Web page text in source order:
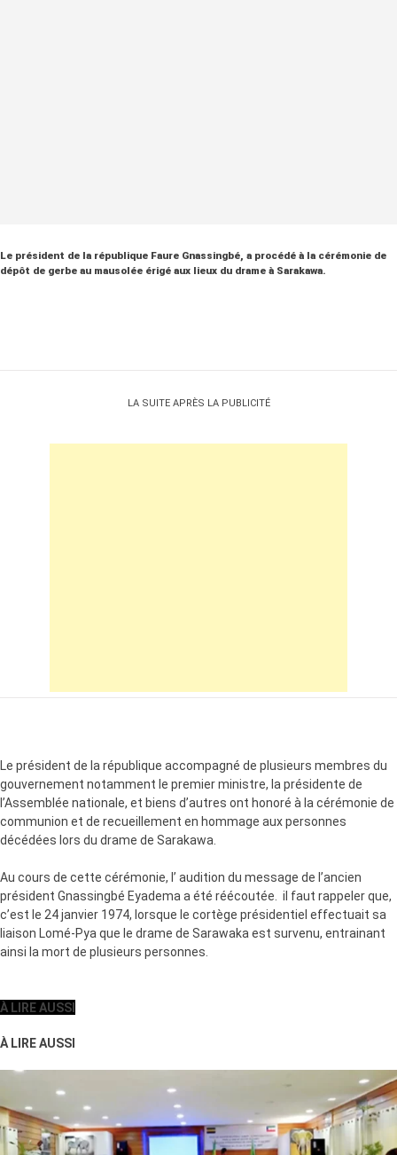
Le président de la république Faure Gnassingbé, a procédé à la cérémonie de
dépôt de gerbe au mausolée érigé aux lieux du drame à Sarakawa.
LA SUITE APRÈS LA PUBLICITÉ
Le président de la république accompagné de plusieurs membres du
gouvernement notamment le premier ministre, la présidente de
l’Assemblée nationale, et biens d’autres ont honoré à la cérémonie de
communion et de recueillement en hommage aux personnes
décédées lors du drame de Sarakawa.
Au cours de cette cérémonie, l’ audition du message de l’ancien
président Gnassingbé Eyadema a été réécoutée. il faut rappeler que,
c’est le 24 janvier 1974, lorsque le cortège présidentiel effectuait sa
liaison Lomé-Pya que le drame de Sarawaka est survenu, entrainant
ainsi la mort de plusieurs personnes.
À LIRE AUSSI
À LIRE AUSSI